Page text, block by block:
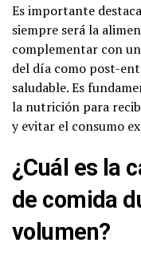
Es importante
siempre será la
complementar con
del día como post-
saludable. Es
la nutrición para
y evitar el consumo
¿Cuál es la
de comida
volumen?